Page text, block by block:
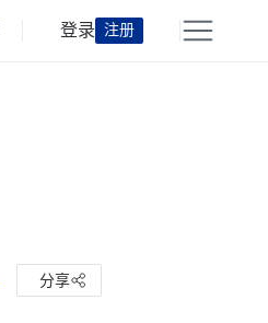
登录 注册
分享